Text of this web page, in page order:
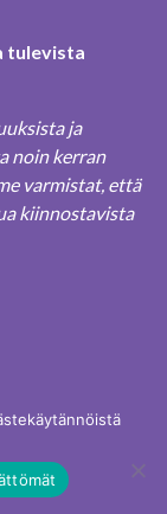
tulevista
ja
noin kerran
varmistat, että
kiinnostavista